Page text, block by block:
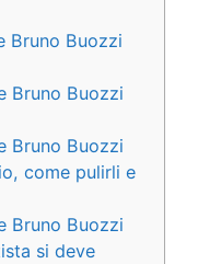
Bruno Buozzi
Bruno Buozzi
Bruno Buozzi
come pulirli e
Bruno Buozzi
si deve